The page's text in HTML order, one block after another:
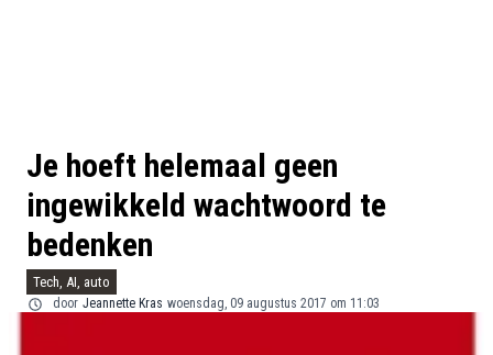
Je hoeft helemaal geen
ingewikkeld wachtwoord te
bedenken
Tech, AI, auto
door Jeannette Kras woensdag, 09 augustus 2017 om 11:03